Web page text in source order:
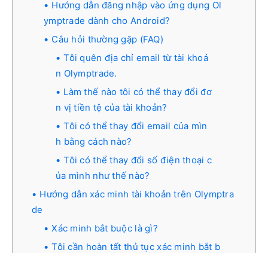
Hướng dẫn đăng nhập vào ứng dụng Ol
ymptrade dành cho Android?
Câu hỏi thường gặp (FAQ)
Tôi quên địa chỉ email từ tài khoả
n Olymptrade.
Làm thế nào tôi có thể thay đổi đơ
n vị tiền tệ của tài khoản?
Tôi có thể thay đổi email của mìn
h bằng cách nào?
Tôi có thể thay đổi số điện thoại c
ủa mình như thế nào?
Hướng dẫn xác minh tài khoản trên Olymptra
de
Xác minh bắt buộc là gì?
Tôi cần hoàn tất thủ tục xác minh bắt b